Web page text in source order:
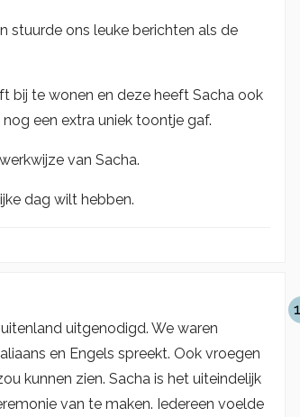
stuurde ons leuke berichten als de
bij te wonen en deze heeft Sacha ook
een extra uniek toontje gaf.
van Sacha.
dag wilt hebben.
uitgenodigd. We waren
en Engels spreekt. Ook vroegen
kunnen zien. Sacha is het uiteindelijk
van te maken. Iedereen voelde